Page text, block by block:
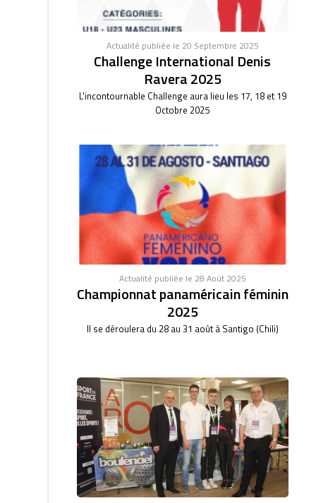
Actualité publiée le 20 Septembre 2025
Challenge International Denis
Ravera 2025
L'incontournable Challenge aura lieu les 17, 18 et 19
Octobre 2025
Actualité publiée le 28 Août 2025
Championnat panaméricain féminin
2025
Il se déroulera du 28 au 31 août à Santigo (Chili)